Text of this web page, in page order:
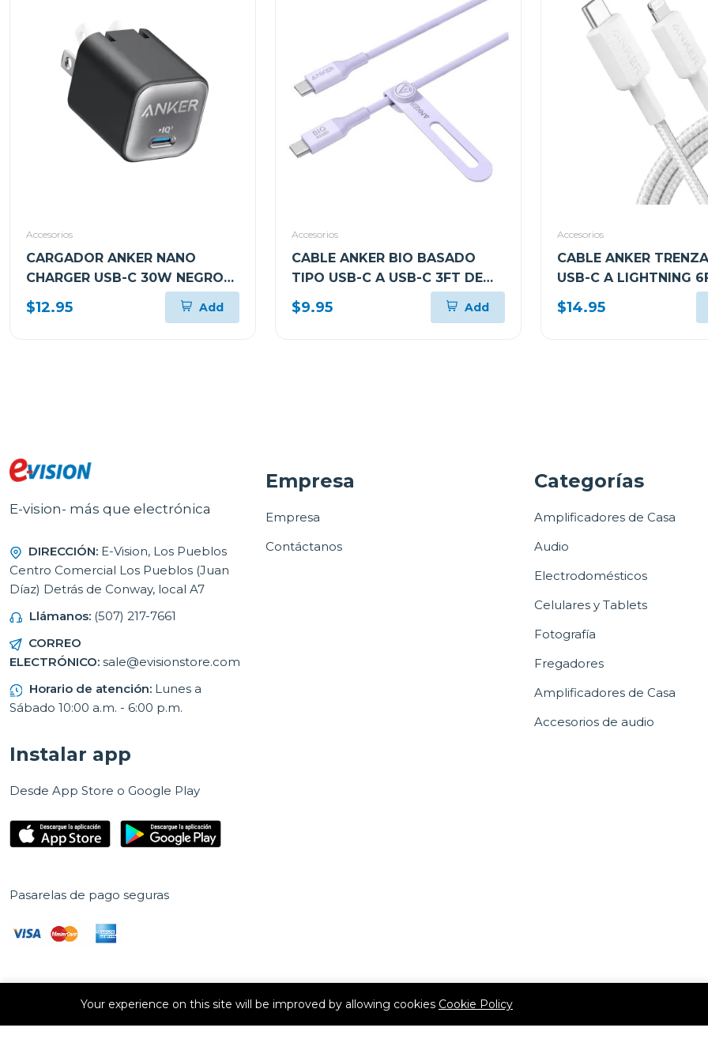
Accesorios
CARGADOR ANKER NANO
CHARGER USB-C 30W NEGRO
A2147J11
$12.95 Add
Accesorios
CABLE ANKER BIO BASADO
TIPO USB-C A USB-C 3FT DE
CARGA RÁPIDA VIOLETA
A80F1HV1
$9.95 Add
Accesorios
CABLE ANKER
USB-C A LIGHTNING
CARGA RÁPIDA
A81B6H21
$14.95
E-vision- más que electrónica
DIRECCIÓN: E-Vision, Los Pueblos
Centro Comercial Los Pueblos (Juan
Díaz) Detrás de Conway, local A7
Llámanos: (507) 217-7661
CORREO
ELECTRÓNICO: sale@evisionstore.com
Horario de atención: Lunes a
Sábado 10:00 a.m. - 6:00 p.m.
Empresa
Empresa
Contáctanos
Categorías
Amplificadores de Casa
Audio
Electrodomésticos
Celulares y Tablets
Fotografía
Fregadores
Amplificadores de Casa
Accesorios de audio
Instalar app
Desde App Store o Google Play
Pasarelas de pago seguras
Derechos de autor © 2026 E Vision, S.A. Todos los derechos
(507) 6536-0303
Your experience on this site will be improved by allowing cookies Cookie Policy